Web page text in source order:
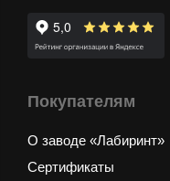
Покупателям
О заводе «Лабиринт»
Сертификаты